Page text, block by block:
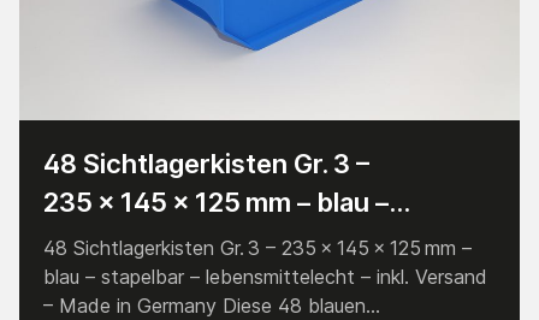
48 Sichtlagerkisten Gr. 3 –
235 × 145 × 125 mm – blau –
stapelbar – lebensmittelecht – inkl.
Versand – Made in Germany
48 Sichtlagerkisten Gr. 3 – 235 × 145 × 125 mm –
blau – stapelbar – lebensmittelecht – inkl. Versand
– Made in Germany Diese 48 blauen